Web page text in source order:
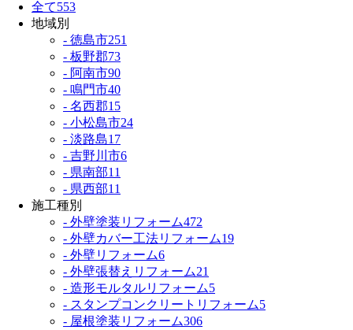
全て553
地域別
- 徳島市251
- 板野郡73
- 阿南市90
- 鳴門市40
- 名西郡15
- 小松島市24
- 淡路島17
- 吉野川市6
- 県南部11
- 県西部11
施工種別
- 外壁塗装リフォーム472
- 外壁カバー工法リフォーム19
- 外壁リフォーム6
- 外壁張替えリフォーム21
- 造形モルタルリフォーム5
- スタンプコンクリートリフォーム5
- 屋根塗装リフォーム306